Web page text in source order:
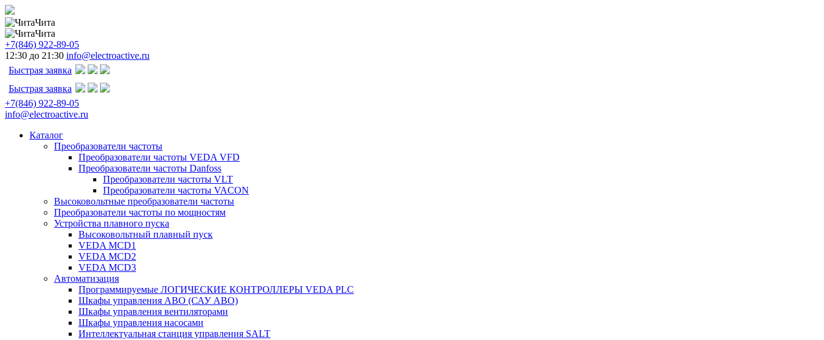
Чита
Чита
+7(846) 922-89-05
12:30 до 21:30 info@electroactive.ru
Быстрая заявка
Быстрая заявка
+7(846) 922-89-05
info@electroactive.ru
Каталог
Преобразователи частоты
Преобразователи частоты VEDA VFD
Преобразователи частоты Danfoss
Преобразователи частоты VLT
Преобразователи частоты VACON
Высоковольтные преобразователи частоты
Преобразователи частоты по мощностям
Устройства плавного пуска
Высоковольтный плавный пуск
VEDA MCD1
VEDA MCD2
VEDA MCD3
Автоматизация
Программируемые ЛОГИЧЕСКИЕ КОНТРОЛЛЕРЫ VEDA PLC
Шкафы управления АВО (САУ АВО)
Шкафы управления вентиляторами
Шкафы управления насосами
Интеллектуальная станция управления SALT